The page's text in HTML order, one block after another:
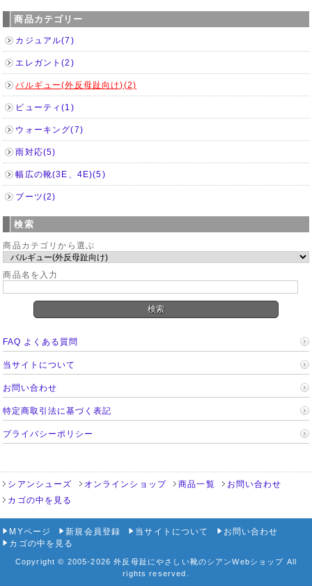
商品カテゴリー
カジュアル(7)
エレガント(2)
バルギュー(外反母趾向け)(2)
ビューティ(1)
ウォーキング(7)
雨対応(5)
幅広の靴(3E、4E)(5)
ブーツ(2)
検索
商品カテゴリから選ぶ
商品名を入力
FAQ よくある質問
当サイトについて
お問い合わせ
特定商取引法に基づく表記
プライバシーポリシー
シアンシューズ オンラインショップ 商品一覧
お問い合わせ
カゴの中を見る
MYページ 新規会員登録 当サイトについて
お問い合わせ
カゴの中を見る
Copyright © 2005-2026 外反母趾にやさしい靴のシアンWebショップ All
rights reserved.